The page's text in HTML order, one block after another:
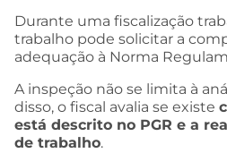
Durante uma fiscalização
trabalho pode solicitar a
adequação à Norma
A inspeção não se limita à
disso, o fiscal avalia se existe
está descrito no PGR e a
de trabalho.